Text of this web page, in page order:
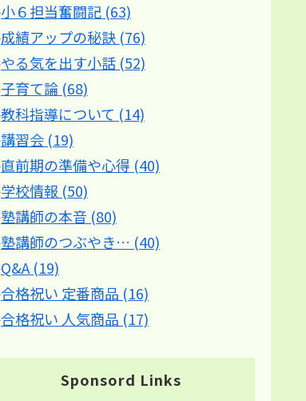
小６担当奮闘記 (63)
成績アップの秘訣 (76)
やる気を出す小話 (52)
子育て論 (68)
教科指導について (14)
講習会 (19)
直前期の準備や心得 (40)
学校情報 (50)
塾講師の本音 (80)
塾講師のつぶやき… (40)
Q&A (19)
合格祝い 定番商品 (16)
合格祝い 人気商品 (17)
Sponsord Links